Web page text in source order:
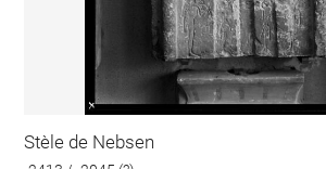
Stèle de Nebsen